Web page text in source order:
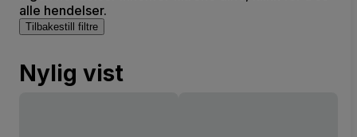
alle hendelser.
Tilbakestill filtre
Nylig vist